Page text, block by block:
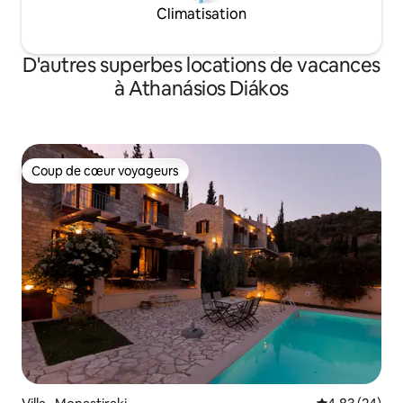
Climatisation
D'autres superbes locations de vacances
à Athanásios Diákos
Coup de cœur voyageurs
Coup de cœur voyageurs